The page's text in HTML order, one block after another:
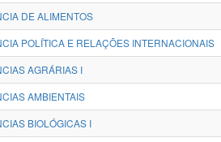
DE ALIMENTOS
POLÍTICA E RELAÇÕES INTERNACIONAIS
AGRÁRIAS I
AMBIENTAIS
BIOLÓGICAS I